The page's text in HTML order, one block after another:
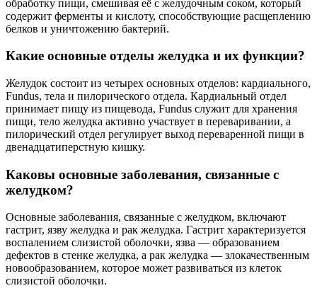
обработку пищи, смешивая её с желудочным соком, который
содержит ферменты и кислоту, способствующие расщеплению
белков и уничтожению бактерий.
Какие основные отделы желудка и их функции?
Желудок состоит из четырех основных отделов: кардиального,
Fundus, тела и пилорического отдела. Кардиальный отдел
принимает пищу из пищевода, Fundus служит для хранения
пищи, тело желудка активно участвует в переваривании, а
пилорический отдел регулирует выход переваренной пищи в
двенадцатиперстную кишку.
Каковы основные заболевания, связанные с
желудком?
Основные заболевания, связанные с желудком, включают
гастрит, язву желудка и рак желудка. Гастрит характеризуется
воспалением слизистой оболочки, язва — образованием
дефектов в стенке желудка, а рак желудка — злокачественным
новообразованием, которое может развиваться из клеток
слизистой оболочки.